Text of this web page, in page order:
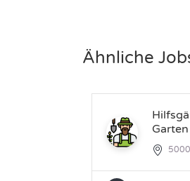
Ähnliche